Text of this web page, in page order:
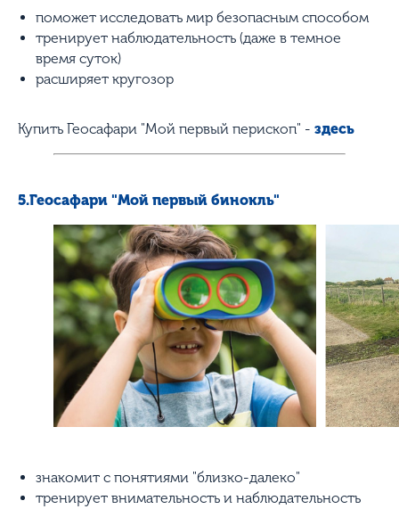
поможет исследовать мир безопасным способом
тренирует наблюдательность (даже в темное
время суток)
расширяет кругозор
Купить Геосафари "Мой первый перископ" - здесь
5.Геосафари "Мой первый бинокль"
знакомит с понятиями "близко-далеко"
тренирует внимательность и наблюдательность